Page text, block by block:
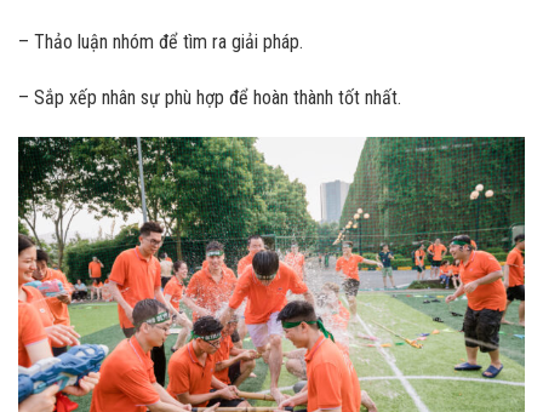
– Thảo luận nhóm để tìm ra giải pháp.
– Sắp xếp nhân sự phù hợp để hoàn thành tốt nhất.